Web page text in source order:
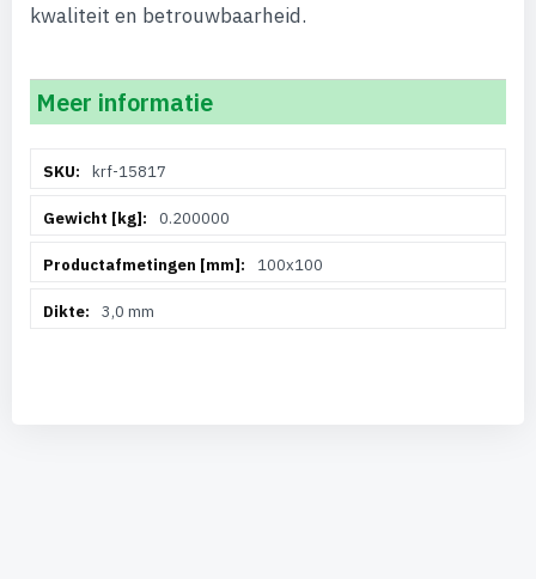
kwaliteit en betrouwbaarheid.
Meer informatie
informatiekrf-15817
0.200000
100x100
3,0 mm